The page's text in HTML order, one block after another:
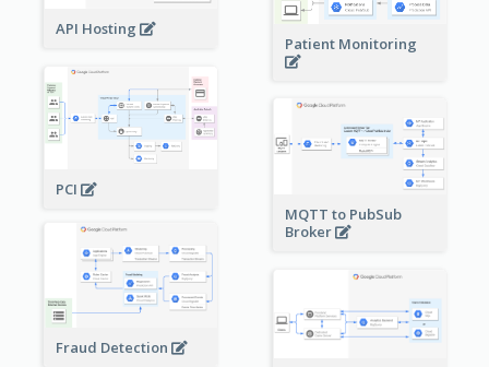
Patient Monitoring
API Hosting
PCI
MQTT to PubSub
Broker
Fraud Detection